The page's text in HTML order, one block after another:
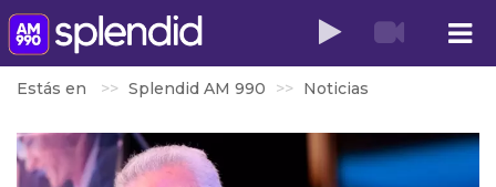
Estás en Splendid AM 990 Noticias